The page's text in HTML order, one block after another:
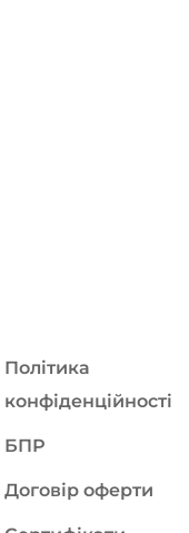
Політика
конфіденційності
БПР
Договір оферти